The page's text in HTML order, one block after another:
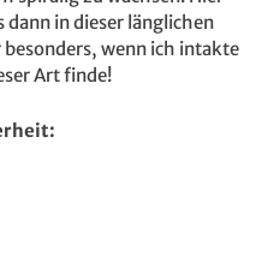
dann in dieser länglichen
wenn ich intakte
Art finde!